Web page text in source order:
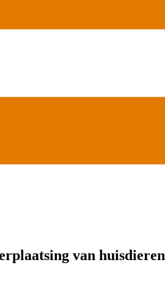
van huisdieren